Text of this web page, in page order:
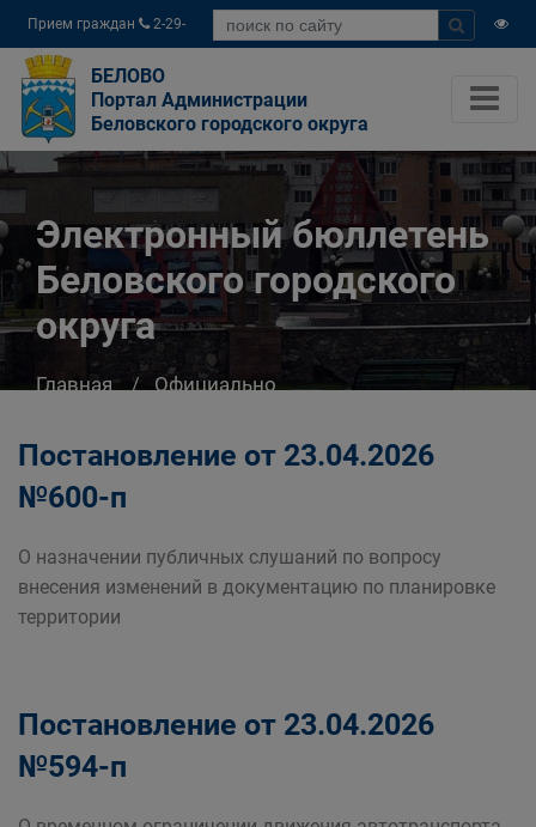
Прием граждан
2-29-
04
БЕЛОВО
Портал Администрации
Беловского городского округа
Электронный бюллетень
Беловского городского
округа
Главная
Официально
Постановление от 23.04.2026
№600-п
О назначении публичных слушаний по вопросу
внесения изменений в документацию по планировке
территории
Постановление от 23.04.2026
№594-п